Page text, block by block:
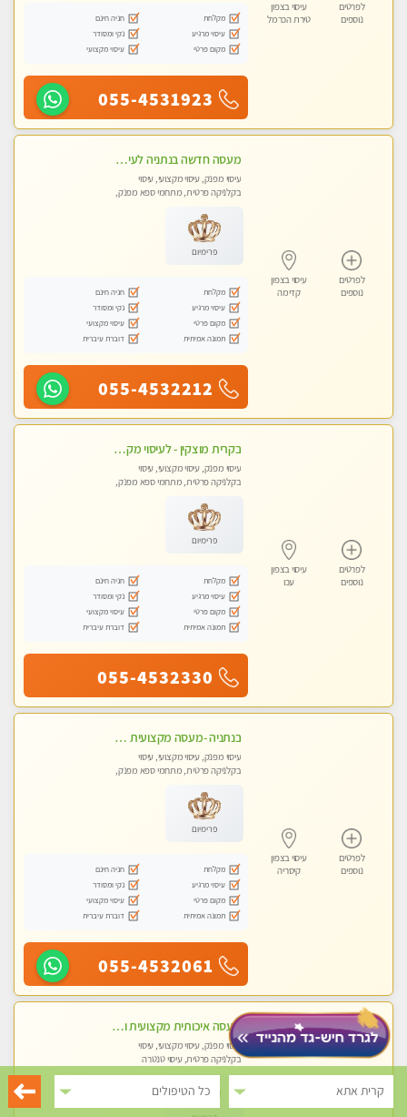
קרית אתא כל הטיפולים
לפרטים
נוספים
עיסוי בצפון
טירת הכרמל
מקלחת
חניה חינם
עיסוי מרגיע
נקי ומסודר
מקום פרטי
עיסוי מקצועי
055-4531923
לפרטים
נוספים
עיסוי בצפון
קדימה
מעסה חדשה בנתניה לעיסוי מיוחד ואיכותי. הנאה מובטחת !
עיסוי מפנק, עיסוי מקצועי, עיסוי
בקלניקה פרטית, מתחמי ספא מפנק,
פרימיום
מקלחת
חניה חינם
עיסוי מרגיע
נקי ומסודר
מקום פרטי
עיסוי מקצועי
תמונה אמיתית
דוברת עיברית
055-4532212
לפרטים
נוספים
עיסוי בצפון
עכו
בקרית מוצקין - לעיסוי מקצועי ואיכותי מומלץ מאוד!! מעסה פרטית בוא ותבין מזה עיסוי … ❤️ ללא מין !!
עיסוי מפנק, עיסוי מקצועי, עיסוי
בקלניקה פרטית, מתחמי ספא מפנק,
פרימיום
מקלחת
חניה חינם
עיסוי מרגיע
נקי ומסודר
מקום פרטי
עיסוי מקצועי
תמונה אמיתית
דוברת עיברית
055-4532330
לפרטים
נוספים
עיסוי בצפון
קיסריה
בנתניה -מעסה מקצועית איכותית עיסוי מפנק ברמה אחרת !!!
עיסוי מפנק, עיסוי מקצועי, עיסוי
בקלניקה פרטית, מתחמי ספא מפנק,
פרימיום
מקלחת
חניה חינם
עיסוי מרגיע
נקי ומסודר
מקום פרטי
עיסוי מקצועי
תמונה אמיתית
דוברת עיברית
055-4532061
מעסה איכותית מקצועית ומפנקת מאוד פרטי מומלץ בחום
עיסוי מפנק, עיסוי מקצועי, עיסוי
בקלניקה פרטית, עיסוי טנטרה